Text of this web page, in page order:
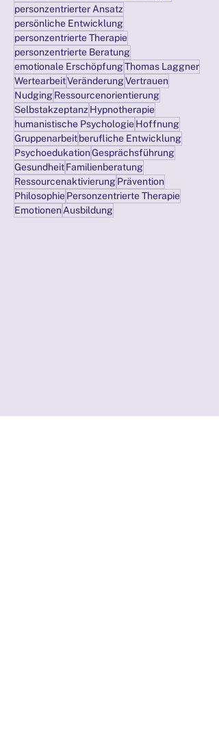
personzentrierter Ansatz
persönliche Entwicklung
personzentrierte Therapie
personzentrierte Beratung
emotionale ErschöpfungThomas Laggner
WertearbeitVeränderungVertrauen
Nudging Ressourcenorientierung
Selbstakzeptanz Hypnotherapie
humanistische PsychologieHoffnung
Gruppenarbeitberufliche Entwicklung
PsychoedukationGesprächsführung
GesundheitFamilienberatung
Ressourcenaktivierung Prävention
PhilosophiePersonzentrierte Therapie
EmotionenAusbildung